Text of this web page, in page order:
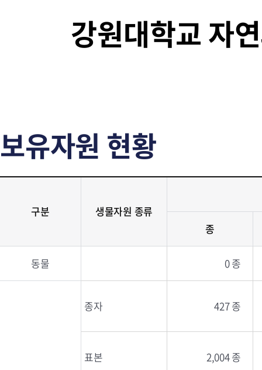
강원대학교 자
보유자원 현황
구분
생물자원 종류
종
동물 0 종
종자 427 종
표본 2,004 종